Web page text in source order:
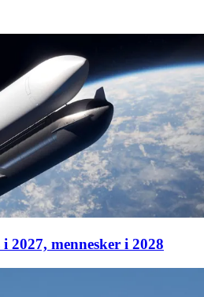
2027, mennesker i 2028